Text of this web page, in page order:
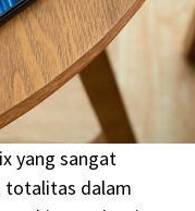
yang sangat
totalitas dalam